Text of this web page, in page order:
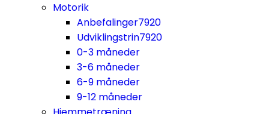
Motorik
Anbefalinger7920
Udviklingstrin7920
0-3 måneder
3-6 måneder
6-9 måneder
9-12 måneder